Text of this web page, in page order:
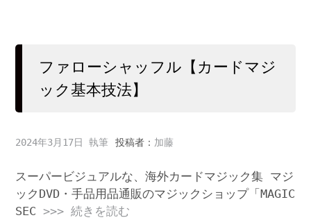
ファローシャッフル【カードマジ
ック基本技法】
2024年3月17日 投稿者： 加藤
スーパービジュアルな、海外カードマジック集 マジ
ックDVD・手品用品通販のマジックショップ「MAGIC
SEC >>> 続きを読む